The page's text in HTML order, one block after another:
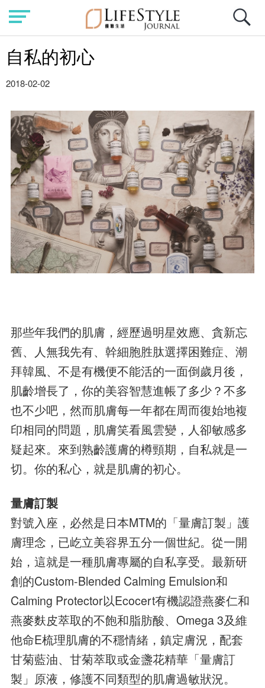
自私的初心
2018-02-02
那些年我們的肌膚，經歷過明星效應、貪新忘
舊、人無我先有、幹細胞胜肽選擇困難症、潮
拜韓風、不是有機便不能活的一面倒歲月後，
肌齡增長了，你的美容智慧進帳了多少？不多
也不少吧，然而肌膚每一年都在周而復始地複
印相同的問題，肌膚笑看風雲變，人卻敏感多
疑起來。來到熟齡護膚的樽頸期，自私就是一
切。你的私心，就是肌膚的初心。
量膚訂製
對號入座，必然是日本MTM的「量膚訂製」護
膚理念，已屹立美容界五分一個世紀。從一開
始，這就是一種肌膚專屬的自私享受。最新研
創的Custom-Blended Calming Emulsion和
Calming Protector以Ecocert有機認證燕麥仁和
燕麥麩皮萃取的不飽和脂肪酸、Omega 3及維
他命E梳理肌膚的不穩情緒，鎮定膚況，配套
甘菊藍油、甘菊萃取或金盞花精華「量膚訂
製」原液，修護不同類型的肌膚過敏狀況。